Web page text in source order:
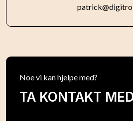
Noe vi kan hjelpe med?
TA KONTAKT